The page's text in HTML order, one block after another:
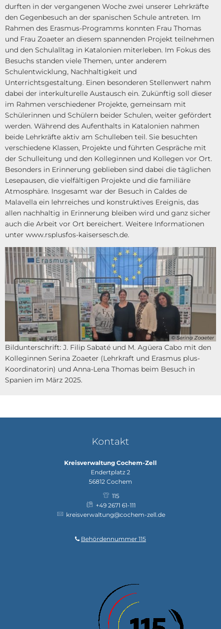
durften in der vergangenen Woche zwei unserer Lehrkräfte
den Gegenbesuch an der spanischen Schule antreten. Im
Rahmen des Erasmus-Programms konnten Frau Thomas
und Frau Zoaeter an diesem spannenden Projekt teilnehmen
und den Schulalltag in Katalonien miterleben. Im Fokus des
Besuchs standen viele Themen, unter anderem
Schulentwicklung, Nachhaltigkeit und
Unterrichtsgestaltung. Einen besonderen Stellenwert nahm
dabei der interkulturelle Austausch ein. Zukünftig soll dieser
im Rahmen verschiedener Projekte, gemeinsam mit
Schülerinnen und Schülern beider Schulen, weiter gefördert
werden. Während des Aufenthalts in Katalonien nahmen
beide Lehrkräfte aktiv am Schulleben teil. Sie besuchten
verschiedene Klassen, Projekte und führten Gespräche mit
der Schulleitung und den Kolleginnen und Kollegen vor Ort.
Besonders in Erinnerung geblieben sind dabei die täglichen
Lesepausen, die vielfältigen Projekte und die familiäre
Atmosphäre. Insgesamt war der Besuch in Caldes de
Malavella ein lehrreiches und konstruktives Ereignis, das
allen nachhaltig in Erinnerung bleiben wird und ganz sicher
auch die Arbeit vor Ort bereichert. Weitere Informationen
unter www.rsplusfos-kaisersesch.de.
© Serina Zoaeter
Bildunterschrift: J. Filip Sabaté und M. Agüera Cabo mit den
Kolleginnen Serina Zoaeter (Lehrkraft und Erasmus plus-
Koordinatorin) und Anna-Lena Thomas beim Besuch in
Spanien im März 2025.
Kontakt
Kreisverwaltung Cochem-Zell
Endertplatz 2
56812 Cochem
115
+49 2671 61-111
kreisverwaltung@cochem-zell.de
Behördennummer 115